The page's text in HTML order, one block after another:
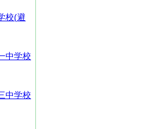
校(避
中学校
中学校